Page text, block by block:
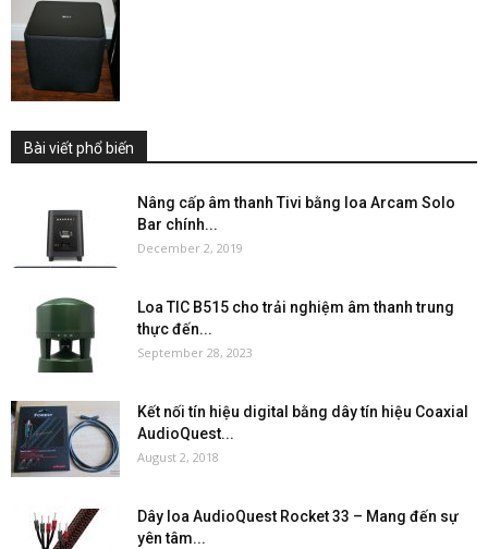
Bài viết phổ biến
Nâng cấp âm thanh Tivi bằng loa Arcam Solo
Bar chính...
December 2, 2019
Loa TIC B515 cho trải nghiệm âm thanh trung
thực đến...
September 28, 2023
Kết nối tín hiệu digital bằng dây tín hiệu Coaxial
AudioQuest...
August 2, 2018
Dây loa AudioQuest Rocket 33 – Mang đến sự
yên tâm...